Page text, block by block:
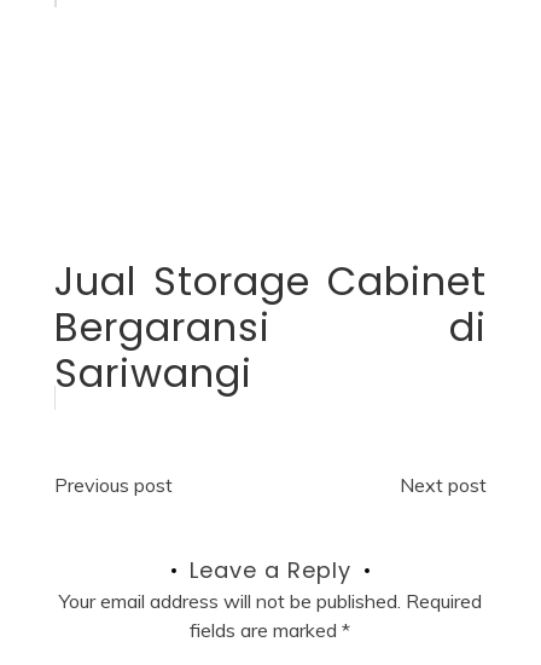
Jual Storage Cabinet
Bergaransi di
Sariwangi
Post
Previous post Next post
Leave a Reply
Your email address will not be published. Required
fields are marked*